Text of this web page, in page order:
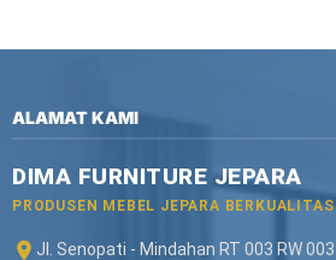
ALAMAT KAMI
DIMA FURNITURE JEPARA
PRODUSEN MEBEL JEPARA BERKUALITAS
Jl. Senopati - Mindahan RT 003 RW 003